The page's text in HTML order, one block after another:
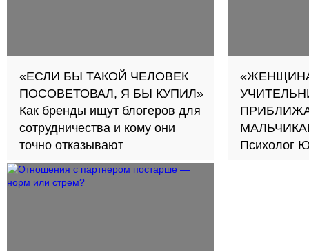
«ЕСЛИ БЫ ТАКОЙ ЧЕЛОВЕК
ПОСОВЕТОВАЛ, Я БЫ КУПИЛ»
Как бренды ищут блогеров для
сотрудничества и кому они
точно отказывают
Психолог